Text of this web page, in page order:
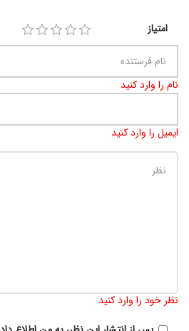
امتیاز
نام را وارد کنید
ایمیل را وارد کنید
نظر خود را وارد کنید